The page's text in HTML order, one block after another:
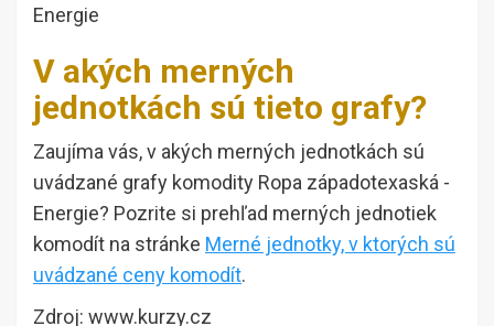
V akých merných
jednotkách sú tieto grafy?
Zaujíma vás, v akých merných jednotkách sú
uvádzané grafy komodity Ropa západotexaská -
Energie? Pozrite si prehľad merných jednotiek
komodít na stránke Merné jednotky, v ktorých sú
uvádzané ceny komodít.
Zdroj: www.kurzy.cz